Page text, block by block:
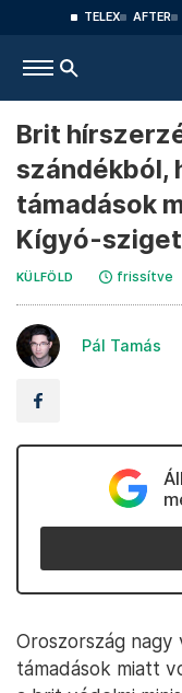
TELEX AFTER
Brit
szándékból,
támadások
Kígyó-
KÜLFÖLD frissítve
Pál Tamás
Oroszország nagy
támadások miatt